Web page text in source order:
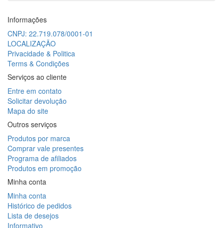
Informações
CNPJ: 22.719.078/0001-01
LOCALIZAÇÃO
Privacidade & Politica
Terms & Condições
Serviços ao cliente
Entre em contato
Solicitar devolução
Mapa do site
Outros serviços
Produtos por marca
Comprar vale presentes
Programa de afiliados
Produtos em promoção
Minha conta
Minha conta
Histórico de pedidos
Lista de desejos
Informativo